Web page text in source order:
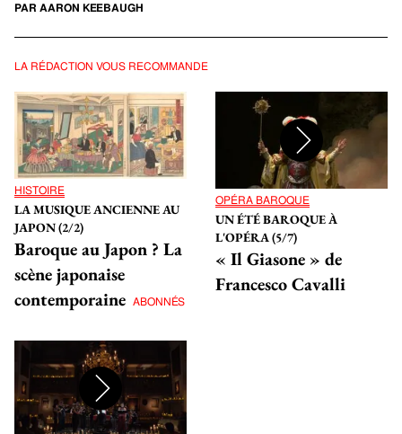
Vous devez être connecté pour commenter.
SE CONNECTER
PAR AARON KEEBAUGH
LA RÉDACTION VOUS RECOMMANDE
HISTOIRE
LA MUSIQUE ANCIENNE AU
JAPON (2/2)
Baroque au Japon ? La
scène japonaise
contemporaine ABONNÉS
OPÉRA BAROQUE
UN ÉTÉ BAROQUE À
L'OPÉRA (5/7)
« Il Giasone » de
Francesco Cavalli